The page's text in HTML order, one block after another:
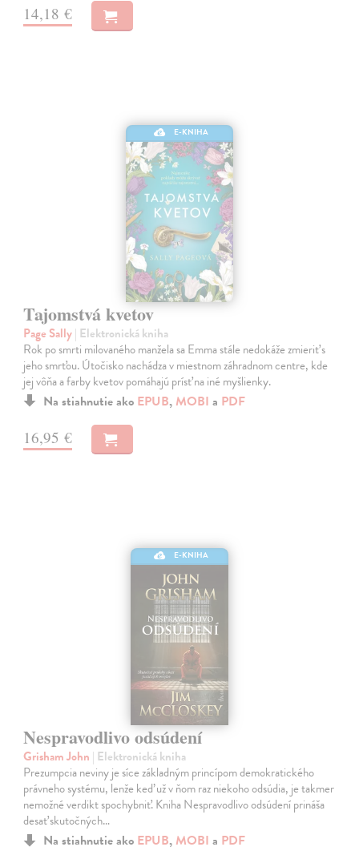
14,18 €
E-KNIHA
Tajomstvá kvetov
Page Sally| Elektronická kniha
Rok po smrti milovaného manžela sa Emma stále nedokáže zmieriť s
jeho smrťou. Útočisko nachádza v miestnom záhradnom centre, kde
jej vôňa a farby kvetov pomáhajú prísť na iné myšlienky.
Na stiahnutie ako EPUB, MOBI a PDF
16,95 €
E-KNIHA
Nespravodlivo odsúdení
Grisham John | Elektronická kniha
Prezumpcia neviny je síce základným princípom demokratického
právneho systému, lenže keď už v ňom raz niekoho odsúdia, je takmer
nemožné verdikt spochybniť. Kniha Nespravodlivo odsúdení prináša
desať skutočných…
Na stiahnutie ako EPUB, MOBI a PDF